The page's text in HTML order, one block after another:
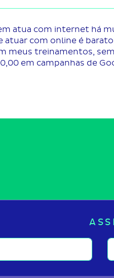
atua com internet há
atuar com online é
meus treinamentos,
em campanhas de